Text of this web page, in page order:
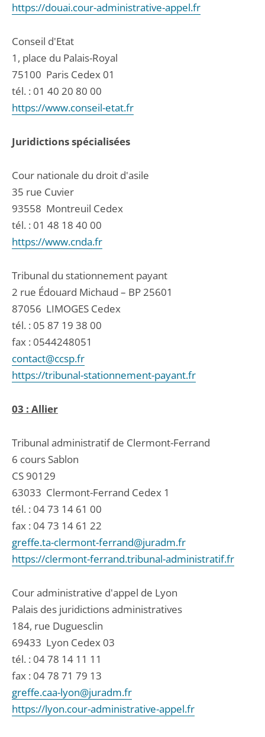
https://douai.cour-administrative-appel.fr
Conseil d'Etat
1, place du Palais-Royal
75100 Paris Cedex 01
tél. : 01 40 20 80 00
https://www.conseil-etat.fr
Juridictions spécialisées
Cour nationale du droit d'asile
35 rue Cuvier
93558 Montreuil Cedex
tél. : 01 48 18 40 00
https://www.cnda.fr
Tribunal du stationnement payant
2 rue Édouard Michaud – BP 25601
87056 LIMOGES Cedex
tél. : 05 87 19 38 00
fax : 0544248051
contact@ccsp.fr
https://tribunal-stationnement-payant.fr
03 : Allier
Tribunal administratif de Clermont-Ferrand
6 cours Sablon
CS 90129
63033 Clermont-Ferrand Cedex 1
tél. : 04 73 14 61 00
fax : 04 73 14 61 22
greffe.ta-clermont-ferrand@juradm.fr
https://clermont-ferrand.tribunal-administratif.fr
Cour administrative d'appel de Lyon
Palais des juridictions administratives
184, rue Duguesclin
69433 Lyon Cedex 03
tél. : 04 78 14 11 11
fax : 04 78 71 79 13
greffe.caa-lyon@juradm.fr
https://lyon.cour-administrative-appel.fr